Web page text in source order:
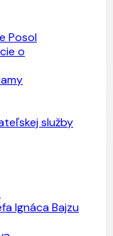
Posol
o
služby
Ignáca Bajzu